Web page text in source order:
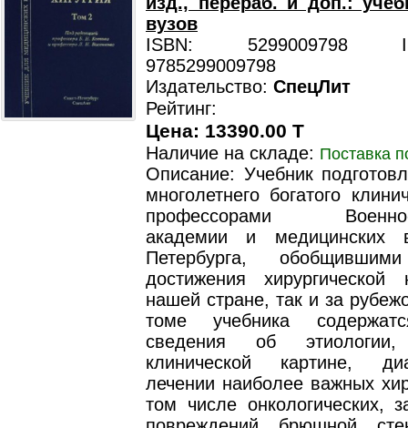
вузов
ISBN: 5299009798
9785299009798
Издательство: СпецЛит
Рейтинг:
Цена: 13390.00 T
Наличие на складе: Поставка
Описание: Учебник
многолетнего богатого
профессорами Военно-
академии и медицинских
Петербурга,
достижения
нашей стране, так и за
томе учебника
сведения об этиологии,
клинической картине,
лечении наиболее важных
том числе онкологических,